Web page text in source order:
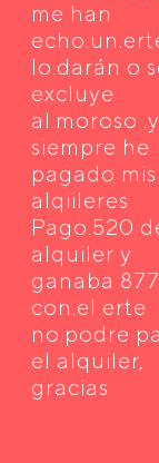
me han
lo.darán o
excluye
al.moroso
siempre he
pagado mis
alqiileres
Pago.520
alquiler y
ganaba
con.el erte
no.podre
el alquiler,
gracias